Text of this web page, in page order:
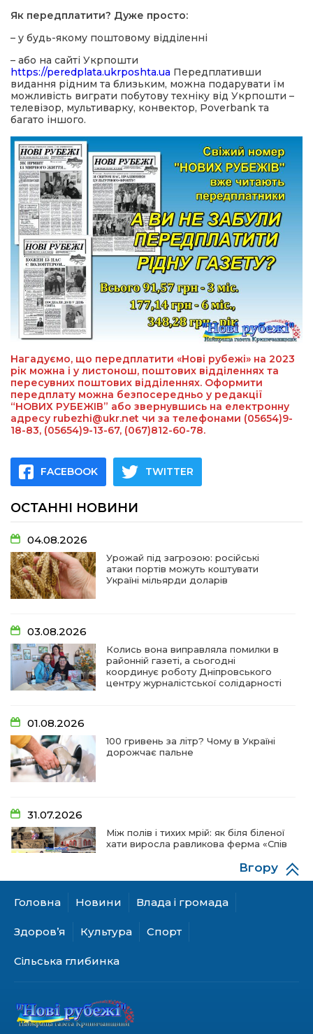
Як передплатити? Дуже просто:
– у будь-якому поштовому відділенні
– або на сайті Укрпошти
https://peredplata.ukrposhta.ua Передплативши
видання рідним та близьким, можна подарувати їм
можливість виграти побутову техніку від Укрпошти –
телевізор, мультиварку, конвектор, Poverbank та
багато іншого.
Нагадуємо, що передплатити «Нові рубежі» на 2023
рік можна і у листонош, поштових відділеннях та
пересувних поштових відділеннях. Оформити
передплату можна безпосередньо у редакції
“НОВИХ РУБЕЖІВ” або звернувшись на електронну
адресу rubezhi@ukr.net чи за телефонами (05654)9-
18-83, (05654)9-13-67, (067)812-60-78.
FACEBOOK TWITTER
ОСТАННІ НОВИНИ
04.08.2026
Урожай під загрозою: російські
атаки портів можуть коштувати
Україні мільярди доларів
03.08.2026
Колись вона виправляла помилки в
районній газеті, а сьогодні
координує роботу Дніпровського
центру журналістської солідарності
01.08.2026
100 гривень за літр? Чому в Україні
дорожчає пальне
31.07.2026
Між полів і тихих мрій: як біля біленої
хати виросла равликова ферма «Спів
28.07.2026
ветерани разом створюють
Куди звернутися мешканцям
Криничанської громади за
Головна Новини Влада і громада
Здоров’я Культура Спорт
Сільська глибинка
Вгору